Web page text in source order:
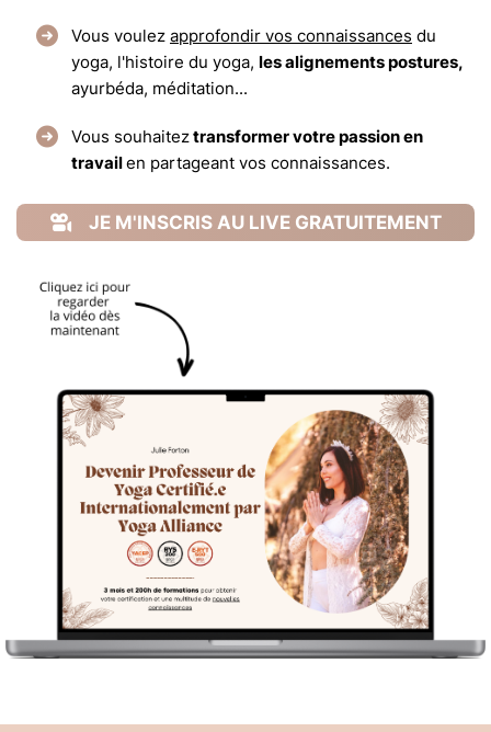
Vous voulez approfondir vos connaissances du
yoga, l'histoire du yoga, les alignements postures,
ayurbéda, méditation...
Vous souhaiteztransformer votre passion en
travailen partageant vos connaissances.
JE M'INSCRIS AU LIVE GRATUITEMENT